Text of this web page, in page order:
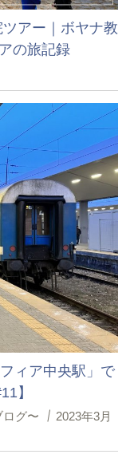
ツアー｜ボヤナ教
の旅記録
ィア中央駅」で
】
グ〜
2023年3月